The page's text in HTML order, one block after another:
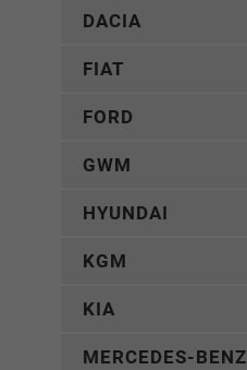
DACIA
FIAT
FORD
GWM
HYUNDAI
KGM
KIA
MERCEDES-BENZ